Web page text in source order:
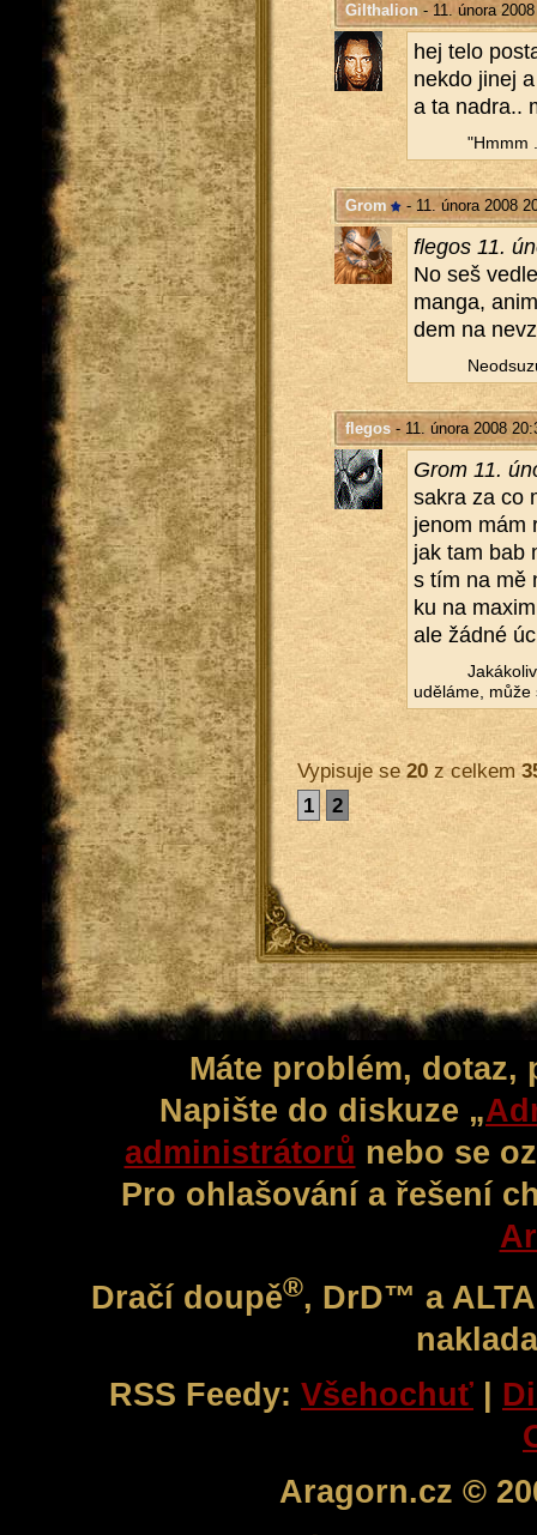
Gilthalion - 11. února
hej telo
nekdo jinej
a ta nadra..
"Hmmm
Grom - 11. února 2008
fle­gos 11.
No seš
manga,
dem na
flegos- 11. února 2008
Grom 11.
sakra za co
jenom mám
jak tam bab
s tím na mě
ku na
ale žádné
udě­lá­me, může
Vypisuje se20z celkem
1
2
Máte problém,
Napište do diskuze „
administrátorů nebo se
Pro ohlašování a řešení
Dračí doupě®, DrD™ a
RSS Feedy: Všehochuť |
Aragorn.cz ©